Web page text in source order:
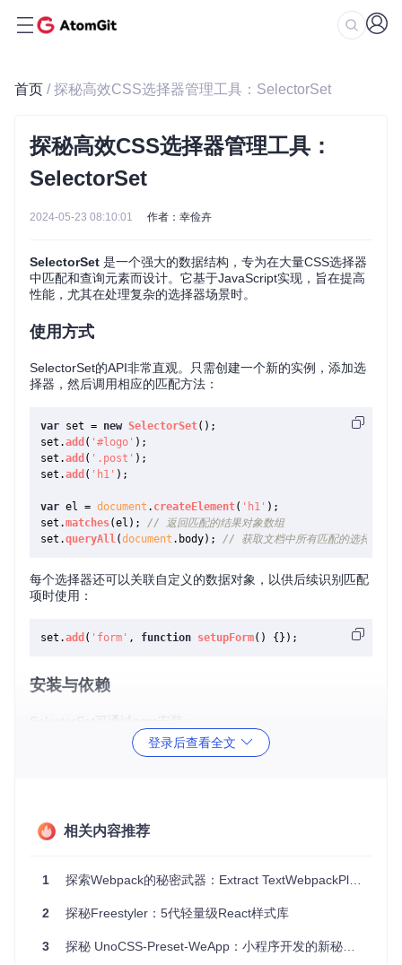
首页 / 探秘高效CSS选择器管理工具：SelectorSet
探秘高效CSS选择器管理工具：
SelectorSet
2024-05-23 08:10:01 作者：幸俭卉
SelectorSet 是一个强大的数据结构，专为在大量CSS选择器
中匹配和查询元素而设计。它基于JavaScript实现，旨在提高
性能，尤其在处理复杂的选择器场景时。
使用方式
SelectorSet的API非常直观。只需创建一个新的实例，添加选
择器，然后调用相应的匹配方法：
var set = new SelectorSet();
set.add ( '#logo' );
set.add ( '.post' );
set.add ( 'h1' );
var el = document . createElement( 'h1' );
set.matches(el); // 返回匹配的结果对象数组
set.queryAll(document . body); // 获取文档中所有匹配的选择器对
每个选择器还可以关联自定义的数据对象，以供后续识别匹配
项时使用：
set.add ( 'form' , function setupForm(
安装与依赖
SelectorSet可通过npm安装：
SelectorSet可帮助你在页面加载时批处理querySelector
登录后查看全文
相关内容推荐
1 探索Webpack的秘密武器：Extract TextWebpackPlugin
2 探秘Freestyler：5代轻量级React样式库
3 探秘 UnoCSS-Preset-WeApp：小程序开发的新秘密武器！